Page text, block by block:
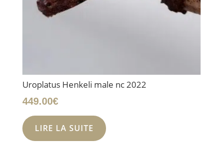
Uroplatus Henkeli male nc 2022
449.00€
LIRE LA SUITE